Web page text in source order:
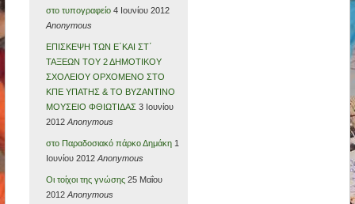
στο τυπογραφείο 4 Ιουνίου 2012
Anonymous
ΕΠΙΣΚΕΨΗ ΤΩΝ Ε΄ΚΑΙ ΣΤ΄
ΤΑΞΕΩΝ ΤΟΥ 2 ΔΗΜΟΤΙΚΟΥ
ΣΧΟΛΕΙΟΥ ΟΡΧΟΜΕΝΟ ΣΤΟ
ΚΠΕ ΥΠΑΤΗΣ & ΤΟ ΒΥΖΑΝΤΙΝΟ
ΜΟΥΣΕΙΟ ΦΘΙΩΤΙΔΑΣ 3 Ιουνίου
2012 Anonymous
στο Παραδοσιακό πάρκο Δημάκη 1
Ιουνίου 2012 Anonymous
Οι τοίχοι της γνώσης 25 Μαΐου
2012 Anonymous